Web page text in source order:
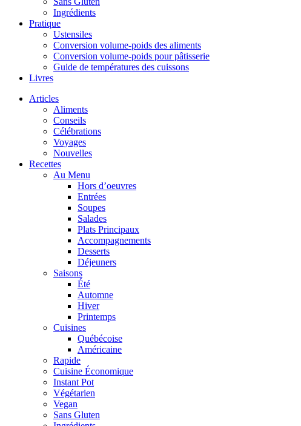
Ingrédients
Pratique
Ustensiles
Conversion volume-poids des aliments
Conversion volume-poids pour pâtisserie
Guide de températures des cuissons
Livres
Articles
Aliments
Conseils
Célébrations
Voyages
Nouvelles
Recettes
Au Menu
Hors d’oeuvres
Entrées
Soupes
Salades
Plats Principaux
Accompagnements
Desserts
Déjeuners
Saisons
Été
Automne
Hiver
Printemps
Cuisines
Québécoise
Américaine
Rapide
Cuisine Économique
Instant Pot
Végétarien
Vegan
Sans Gluten